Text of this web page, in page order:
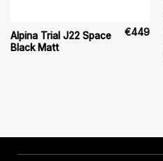
Alpina Trial J22 Space
Black Matt
€449